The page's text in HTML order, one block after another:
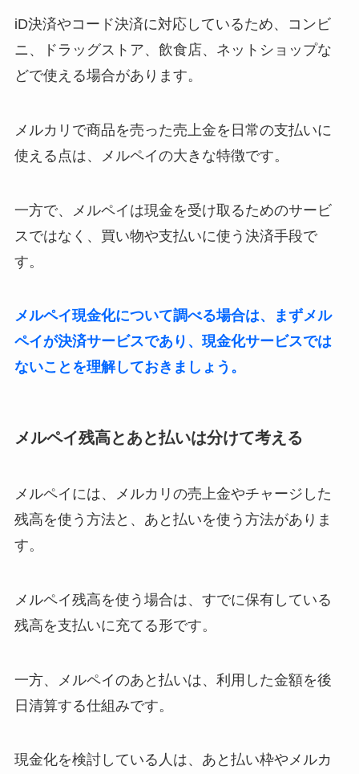
iD決済やコード決済に対応しているため、コンビ
ニ、ドラッグストア、飲食店、ネットショップな
どで使える場合があります。
メルカリで商品を売った売上金を日常の支払いに
使える点は、メルペイの大きな特徴です。
一方で、メルペイは現金を受け取るためのサービ
スではなく、買い物や支払いに使う決済手段で
す。
メルペイ現金化について調べる場合は、まずメル
ペイが決済サービスであり、現金化サービスでは
ないことを理解しておきましょう。
メルペイ残高とあと払いは分けて考える
メルペイには、メルカリの売上金やチャージした
残高を使う方法と、あと払いを使う方法がありま
す。
メルペイ残高を使う場合は、すでに保有している
残高を支払いに充てる形です。
一方、メルペイのあと払いは、利用した金額を後
日清算する仕組みです。
現金化を検討している人は、あと払い枠やメルカ